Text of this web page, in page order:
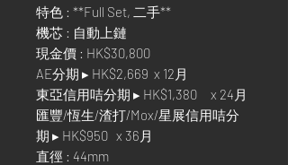
特色 : **Full Set, 二手**
機芯 : 自動上鏈
現金價 : HK$30,800
AE分期 ▸ HK$2,669 x 12月
東亞信用咭分期 ▸ HK$1,380 x 24月
匯豐/恆生/渣打/Mox/星展信用咭分
期 ▸ HK$950 x 36月
直徑 : 44mm